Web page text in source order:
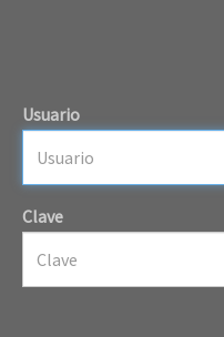
Usuario
Clave